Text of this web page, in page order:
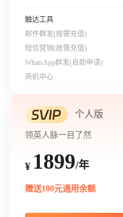
触达工具
邮件群发(按需充值)
短信营销(按需充值)
WhatsApp群发(自助申请)
商机中心
个人版
领英人脉一目了然
¥ 1899/年
赠送100元通用余额